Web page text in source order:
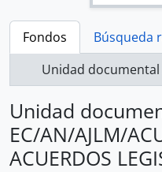
Fondos
Búsqueda
Unidad
Unidad
EC/AN/AJLM/
ACUERDOS